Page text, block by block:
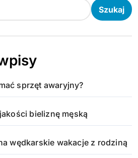
Szukaj
sprzęt awaryjny?
bieliznę męską
wędkarskie wakacje z rodziną